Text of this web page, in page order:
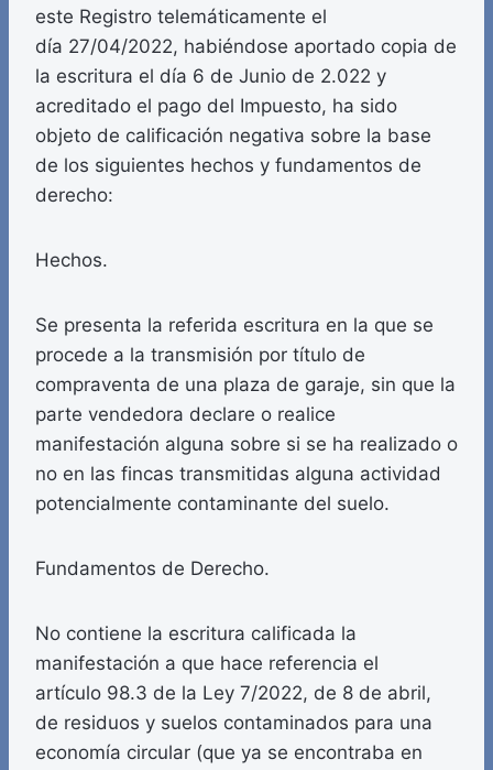
este Registro telemáticamente el
día 27/04/2022, habiéndose aportado copia de
la escritura el día 6 de Junio de 2.022 y
acreditado el pago del Impuesto, ha sido
objeto de calificación negativa sobre la base
de los siguientes hechos y fundamentos de
derecho:
Hechos.
Se presenta la referida escritura en la que se
procede a la transmisión por título de
compraventa de una plaza de garaje, sin que la
parte vendedora declare o realice
manifestación alguna sobre si se ha realizado o
no en las fincas transmitidas alguna actividad
potencialmente contaminante del suelo.
Fundamentos de Derecho.
No contiene la escritura calificada la
manifestación a que hace referencia el
artículo 98.3 de la Ley 7/2022, de 8 de abril,
de residuos y suelos contaminados para una
economía circular (que ya se encontraba en